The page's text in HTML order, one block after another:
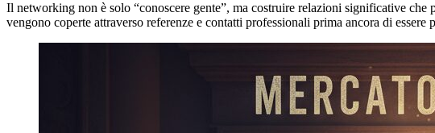
Il networking non è solo “conoscere gente”, ma costruire relazioni significative
vengono coperte attraverso referenze e contatti professionali prima ancora di essere